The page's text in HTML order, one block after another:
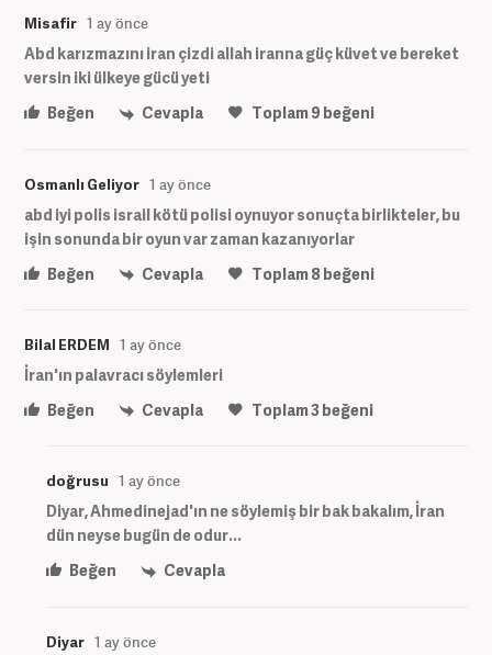
Misafir 1 ay önce
Abd karızmazını iran çizdi allah iranna güç küvet ve bereket
versin iki ülkeye gücü yeti
Beğen
Cevapla Toplam9 beğeni
Osmanlı Geliyor 1 ay önce
abd iyi polis israil kötü polisi oynuyor sonuçta birlikteler, bu
işin sonunda bir oyun var zaman kazanıyorlar
Beğen
Cevapla Toplam8beğeni
Bilal ERDEM 1 ay önce
İran'ın palavracı söylemleri
Beğen
Cevapla Toplam3beğeni
doğrusu 1 ay önce
Diyar, Ahmedinejad'ın ne söylemiş bir bak bakalım, İran
dün neyse bugün de odur...
Beğen
Cevapla
Diyar 1 ay önce